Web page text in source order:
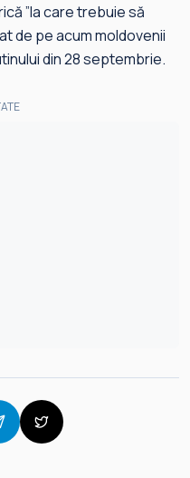
”la care trebuie să
de pe acum moldovenii
din 28 septembrie.